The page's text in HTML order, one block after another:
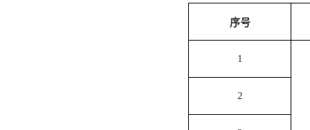
序号
1
2